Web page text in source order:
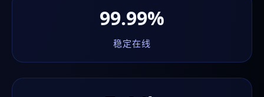
99.99%
稳定在线